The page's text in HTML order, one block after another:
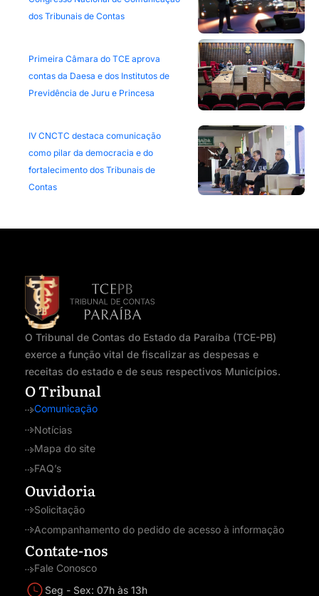
dos Tribunais de Contas
Primeira Câmara do TCE aprova
contas da Daesa e dos Institutos de
Previdência de Juru e Princesa
IV CNCTC destaca comunicação
como pilar da democracia e do
fortalecimento dos Tribunais de
Contas
O Tribunal de Contas do Estado da Paraíba (TCE-PB)
exerce a função vital de fiscalizar as despesas e
receitas do estado e de seus respectivos Municípios.
O Tribunal
Comunicação
Notícias
Mapa do site
FAQ’s
Ouvidoria
Solicitação
Acompanhamento do pedido de acesso à informação
Contate-nos
Fale Conosco
Seg - Sex: 07h às 13h